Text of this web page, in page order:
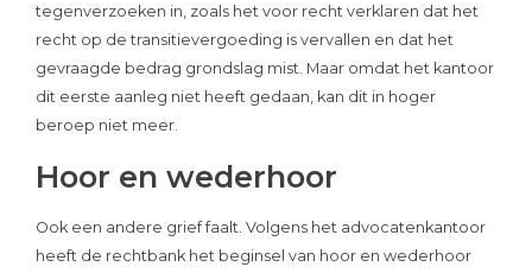
tegenverzoeken in, zoals het voor recht verklaren dat het
recht op de transitievergoeding is vervallen en dat het
gevraagde bedrag grondslag mist. Maar omdat het kantoor
dit eerste aanleg niet heeft gedaan, kan dit in hoger
beroep niet meer.
Hoor en wederhoor
Ook een andere grief faalt. Volgens het advocatenkantoor
heeft de rechtbank het beginsel van hoor en wederhoor